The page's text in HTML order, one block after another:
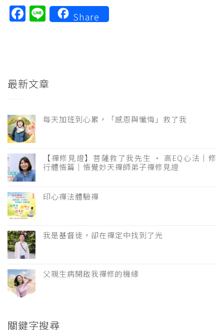
Facebook
LineShare
最新文章
每天加班到心累，「感恩與懺悔」救了我
【禪修見證】菩薩救了我先生 · 高EQ心法｜修
行體悟篇｜悟覺妙天禪師弟子禪修見證
印心禪法體驗禪
我是基督徒，卻在禪定中找到了光
父親生病開啟我禪修的機緣
關鍵字搜尋